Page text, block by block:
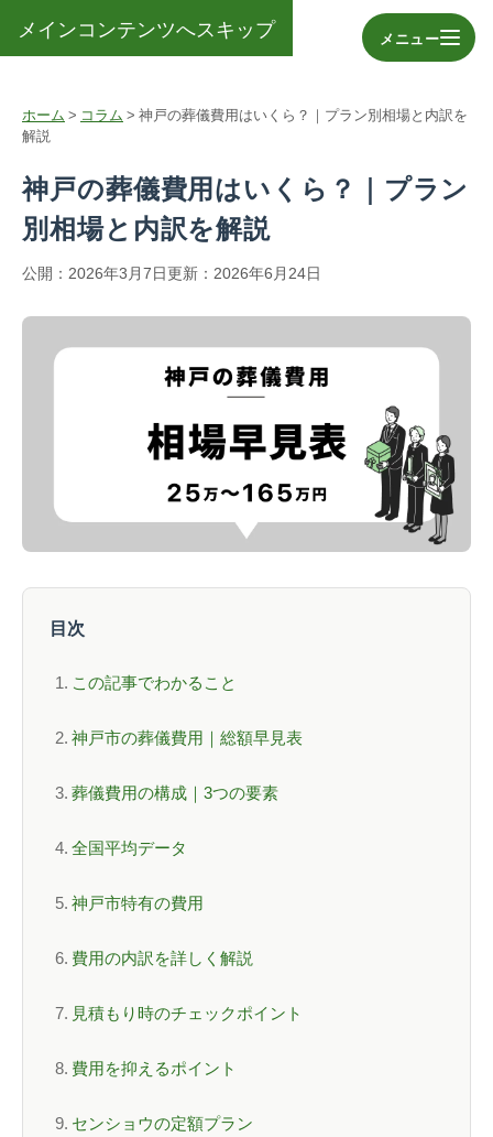
メインコンテンツへスキップ メニュー
ホーム > コラム > 神戸の葬儀費用はいくら？｜プラン別相場と内訳を
解説
神戸の葬儀費用はいくら？｜プラン
別相場と内訳を解説
公開：2026年3月7日更新：2026年6月24日
目次
この記事でわかること
神戸市の葬儀費用｜総額早見表
葬儀費用の構成｜3つの要素
全国平均データ
神戸市特有の費用
費用の内訳を詳しく解説
見積もり時のチェックポイント
費用を抑えるポイント
センショウの定額プラン